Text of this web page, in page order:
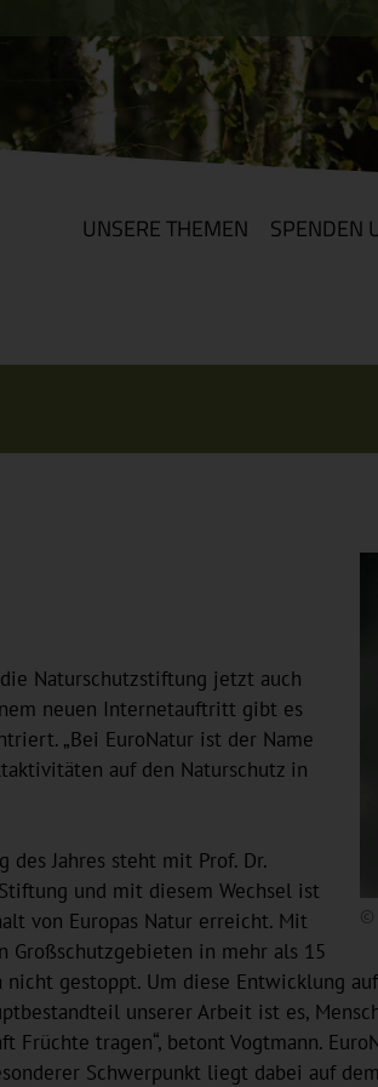
UNSERE THEMEN SPENDEN
©
Naturschutzstiftung jetzt auch
neuen Internetauftritt gibt es
„Bei EuroNatur ist der Name
auf den Naturschutz in
des Jahres steht mit Prof. Dr.
und mit diesem Wechsel ist
von Europas Natur erreicht. Mit
Großschutzgebieten in mehr als 15
gestoppt. Um diese Entwicklung
unserer Arbeit ist es,
tragen“, betont Vogtmann.
Schwerpunkt liegt dabei auf